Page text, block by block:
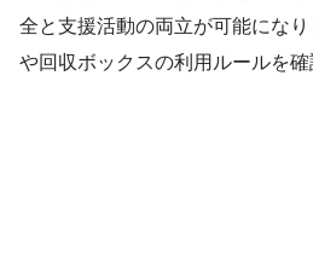
全と支援活動の両立が可能にな
や回収ボックスの利用ルールを確